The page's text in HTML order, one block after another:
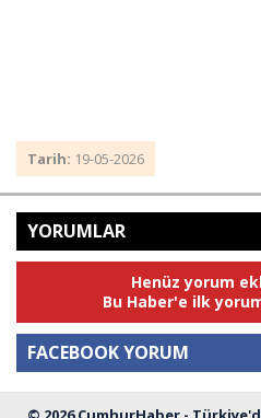
Tarih: 19-05-2026
YORUMLAR
Henüz yorum
Bu Haber'e ilk
FACEBOOK YORUM